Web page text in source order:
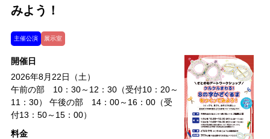
みよう！
主催公演 展示室
開催日
2026年8月22日（土）
午前の部 10：30～12：30（受付10：20～
11：30） 午後の部 14：00～16：00（受
付13：50～15：00）
料金